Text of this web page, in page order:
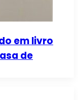
em livro
de